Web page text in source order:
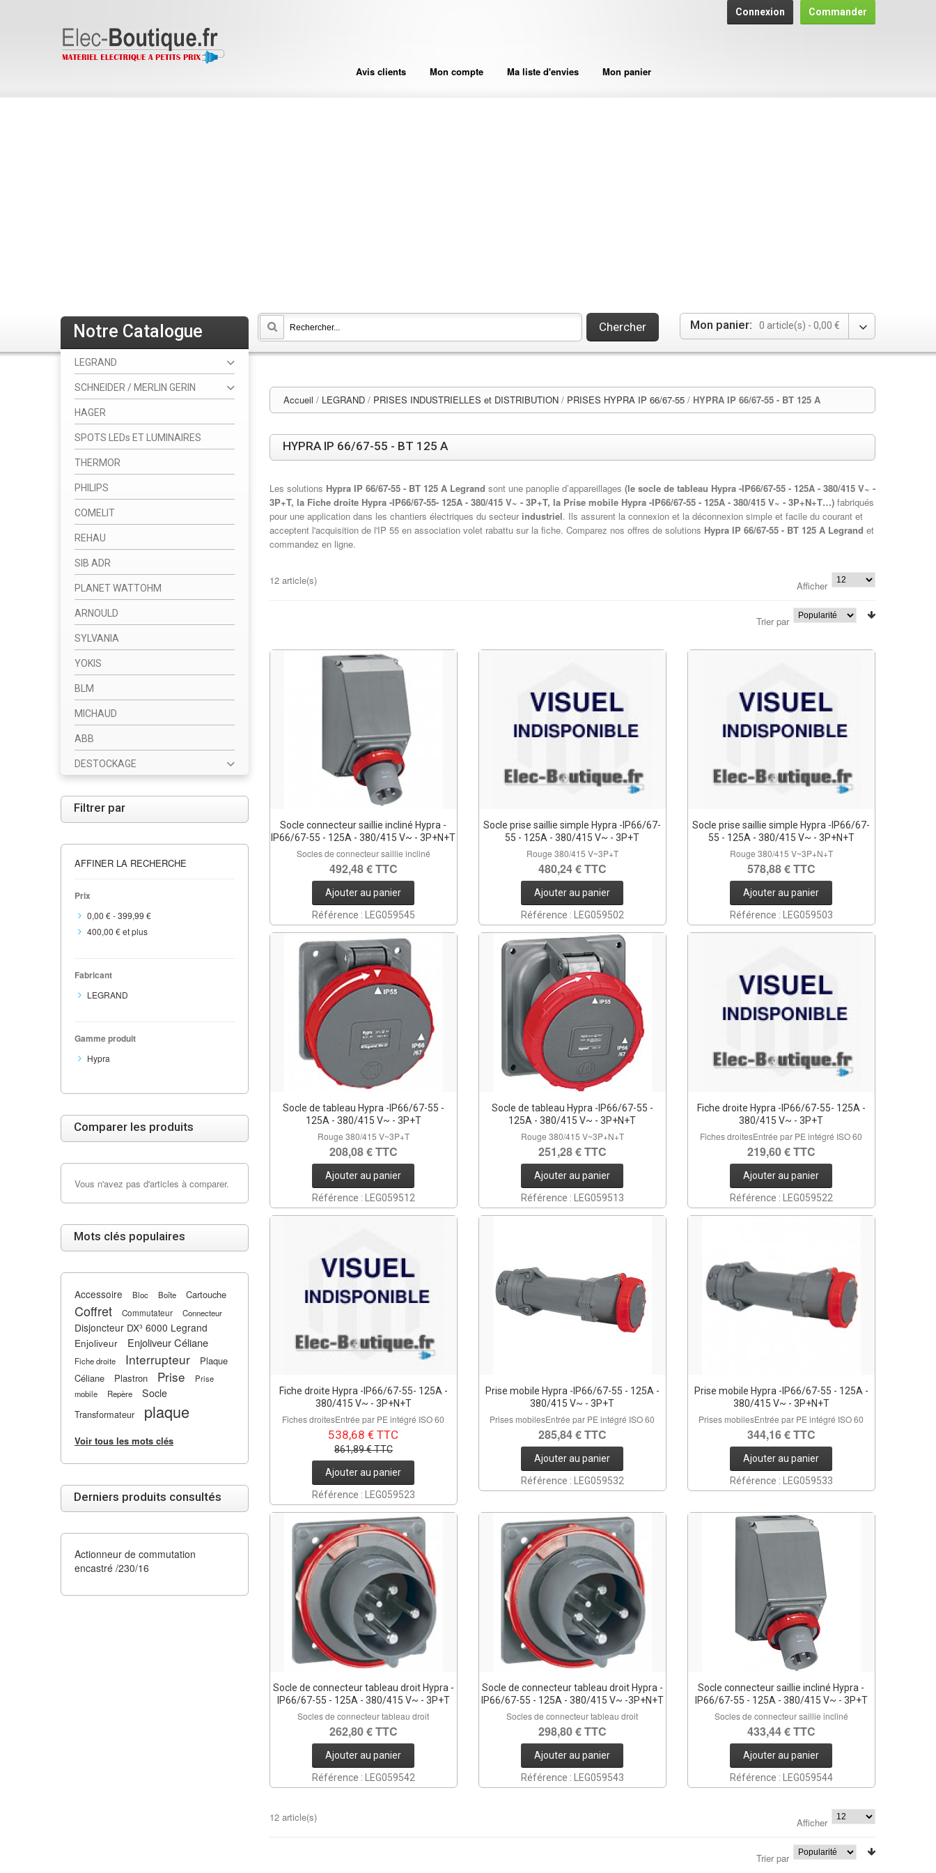
Connexion Commander
Avis clients Mon compte Ma liste d'envies Mon panier
Mon panier: 0 article(s) - 0,00 €
Chercher
Accueil / LEGRAND / PRISES INDUSTRIELLES et DISTRIBUTION / PRISES HYPRA IP 66/67-55 / HYPRA IP 66/67-55 - BT 125 A
HYPRA IP 66/67-55 - BT 125 A
Les solutions Hypra IP 66/67-55 - BT 125 A Legrand sont une panoplie d’appareillages (le socle de tableau Hypra -IP66/67-55 - 125A - 380/415 V~ -
3P+T, la Fiche droite Hypra -IP66/67-55- 125A - 380/415 V~ - 3P+T, la Prise mobile Hypra -IP66/67-55 - 125A - 380/415 V~ - 3P+N+T…) fabriqués
pour une application dans les chantiers électriques du secteur industriel. Ils assurent la connexion et la déconnexion simple et facile du courant et
acceptent l'acquisition de l'IP 55 en association volet rabattu sur la fiche. Comparez nos offres de solutions Hypra IP 66/67-55 - BT 125 A Legrand et
commandez en ligne.
12 article(s) Afficher
Trier par
Socle connecteur saillie incliné Hypra -
IP66/67-55 - 125A - 380/415 V~ - 3P+N+T
Socles de connecteur saillie incliné
492,48 € TTC
Ajouter au panier
Référence : LEG059545
Socle prise saillie simple Hypra -IP66/67-
55 - 125A - 380/415 V~ - 3P+T
Rouge 380/415 V~3P+T
480,24 € TTC
Ajouter au panier
Référence : LEG059502
Socle prise saillie simple Hypra -IP66/67-
55 - 125A - 380/415 V~ - 3P+N+T
Rouge 380/415 V~3P+N+T
578,88 € TTC
Ajouter au panier
Référence : LEG059503
Socle de tableau Hypra -IP66/67-55 -
125A - 380/415 V~ - 3P+T
Rouge 380/415 V~3P+T
208,08 € TTC
Ajouter au panier
Référence : LEG059512
Socle de tableau Hypra -IP66/67-55 -
125A - 380/415 V~ - 3P+N+T
Rouge 380/415 V~3P+N+T
251,28 € TTC
Ajouter au panier
Référence : LEG059513
Fiche droite Hypra -IP66/67-55- 125A -
380/415 V~ - 3P+T
Fiches droitesEntrée par PE intégré ISO 60
219,60 € TTC
Ajouter au panier
Référence : LEG059522
Fiche droite Hypra -IP66/67-55- 125A -
380/415 V~ - 3P+N+T
Fiches droitesEntrée par PE intégré ISO 60
538,68 € TTC
861,89 € TTC
Ajouter au panier
Référence : LEG059523
Prise mobile Hypra -IP66/67-55 - 125A -
380/415 V~ - 3P+T
Prises mobilesEntrée par PE intégré ISO 60
285,84 € TTC
Ajouter au panier
Référence : LEG059532
Prise mobile Hypra -IP66/67-55 - 125A -
380/415 V~ - 3P+N+T
Prises mobilesEntrée par PE intégré ISO 60
344,16 € TTC
Ajouter au panier
Référence : LEG059533
Socle de connecteur tableau droit Hypra -
IP66/67-55 - 125A - 380/415 V~ - 3P+T
Socles de connecteur tableau droit
262,80 € TTC
Ajouter au panier
Référence : LEG059542
Socle de connecteur tableau droit Hypra -
IP66/67-55 - 125A - 380/415 V~ -3P+N+T
Socles de connecteur tableau droit
298,80 € TTC
Ajouter au panier
Référence : LEG059543
Socle connecteur saillie incliné Hypra -
IP66/67-55 - 125A - 380/415 V~ - 3P+T
Socles de connecteur saillie incliné
433,44 € TTC
Ajouter au panier
Référence : LEG059544
12 article(s) Afficher
Trier par
Notre Catalogue
LEGRAND
SCHNEIDER / MERLIN GERIN
HAGER
SPOTS LEDs ET LUMINAIRES
THERMOR
PHILIPS
COMELIT
REHAU
SIB ADR
PLANET WATTOHM
ARNOULD
SYLVANIA
YOKIS
BLM
MICHAUD
ABB
DESTOCKAGE
Filtrer par
AFFINER LA RECHERCHE
Prix
0,00 €-399,99 €
400,00 €et plus
Fabricant
LEGRAND
Gamme produit
Hypra
Comparer les produits
Vous n'avez pas d'articles à comparer.
Mots clés populaires
Accessoire Bloc Boîte Cartouche
Coffret Commutateur Connecteur
Disjoncteur DX³ 6000 Legrand
Enjoliveur
Enjoliveur Céliane
Fiche droite Interrupteur
Plaque
Céliane
Plastron Prise
Prise
mobile
Repère Socle
Transformateur plaque
Voir tous les mots clés
Derniers produits consultés
Actionneur de commutation
encastré /230/16